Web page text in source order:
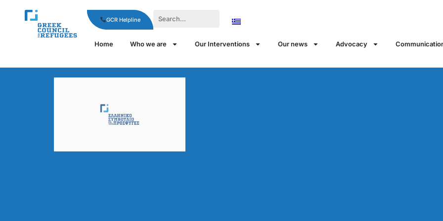
GCR Helpline
Home Who we are Our Interventions Our news Αdvocacy